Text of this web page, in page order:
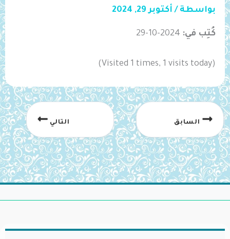
بواسطة / أكتوبر 29, 2024
كُتِب في: 2024-10-29
(Visited 1 times, 1 visits today)
السابق التالي